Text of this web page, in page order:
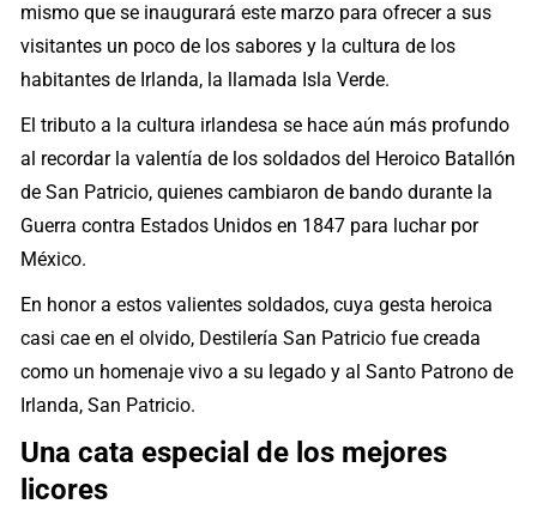
mismo que se inaugurará este marzo para ofrecer a sus
visitantes un poco de los sabores y la cultura de los
habitantes de Irlanda, la llamada Isla Verde.
El tributo a la cultura irlandesa se hace aún más profundo
al recordar la valentía de los soldados del Heroico Batallón
de San Patricio, quienes cambiaron de bando durante la
Guerra contra Estados Unidos en 1847 para luchar por
México.
En honor a estos valientes soldados, cuya gesta heroica
casi cae en el olvido, Destilería San Patricio fue creada
como un homenaje vivo a su legado y al Santo Patrono de
Irlanda, San Patricio.
Una cata especial de los mejores
licores